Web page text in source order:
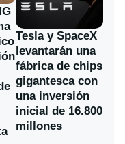
Tesla y SpaceX
levantarán una
fábrica de chips
gigantesca con
una inversión
inicial de 16.800
millones